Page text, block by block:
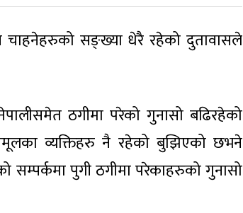
चाहनेहरुको सङ्ख्या धेरै रहेको दुतावासले
ठगीमा परेको गुनासो बढिरहेको
व्यक्तिहरु नै रहेको बुझिएको छभने
पुगी ठगीमा परेकाहरुको गुनासो